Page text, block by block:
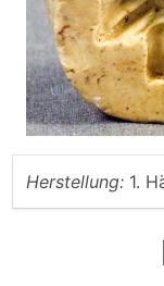
Herstellung: 1.